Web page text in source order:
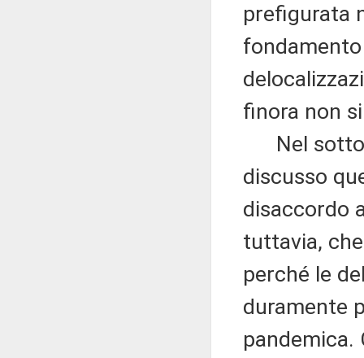
prefigurata
finora non
Nel
discusso
disaccordo
tuttavia,
perché le
duramente